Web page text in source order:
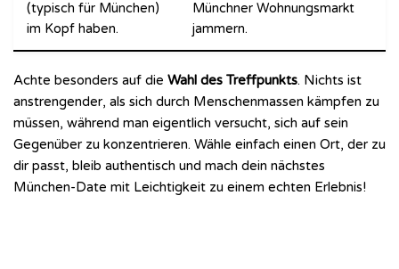
(typisch für München)
im Kopf haben.
Münchner Wohnungsmarkt
jammern.
Achte besonders auf die Wahl des Treffpunkts. Nichts ist
anstrengender, als sich durch Menschenmassen kämpfen zu
müssen, während man eigentlich versucht, sich auf sein
Gegenüber zu konzentrieren. Wähle einfach einen Ort, der zu
dir passt, bleib authentisch und mach dein nächstes
München-Date mit Leichtigkeit zu einem echten Erlebnis!